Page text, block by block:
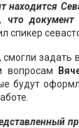
документ
спикер
вопросам
будут